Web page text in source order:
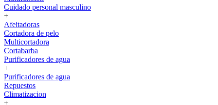
Cuidado personal masculino
+
Afeitadoras
Cortadora de pelo
Multicortadora
Cortabarba
Purificadores de agua
+
Purificadores de agua
Repuestos
Climatizacion
+